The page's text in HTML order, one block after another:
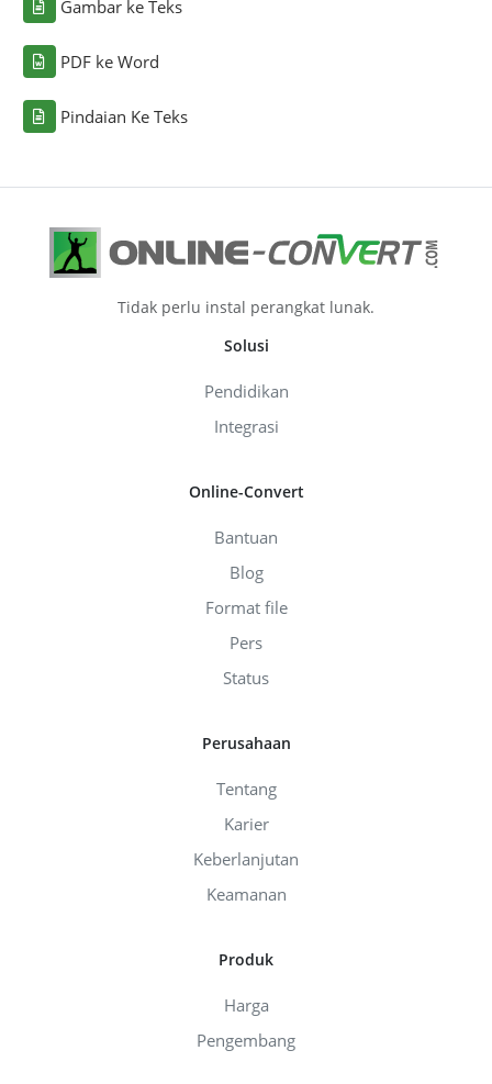
Gambar ke Teks
PDF ke Word
Pindaian Ke Teks
Tidak perlu instal perangkat lunak.
Solusi
Pendidikan
Integrasi
Online-Convert
Bantuan
Blog
Format file
Pers
Status
Perusahaan
Tentang
Karier
Keberlanjutan
Keamanan
Produk
Harga
Pengembang